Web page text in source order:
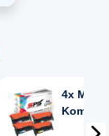
4x